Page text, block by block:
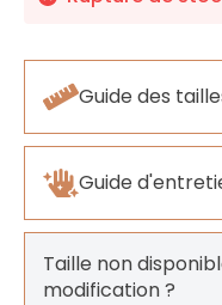
Guide des
Guide
Taille non
modification ?